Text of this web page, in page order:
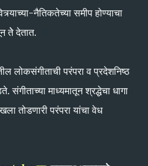
नैतिकतेच्या समीप होण्याचा
तेे देतात.
लोकसंगीताची परंपरा व प्रदेशनिष्ठ
माध्यमातून श्रद्धेचा धागा
तोडणारी परंपरा यांचा वेध